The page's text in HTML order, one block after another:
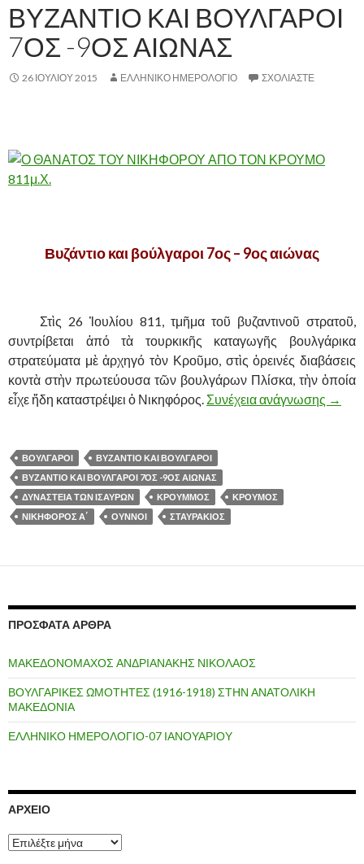
ΒΥΖΑΝΤΙΟ ΚΑΙ ΒΟΥΛΓΑΡΟΙ
7ΟΣ -9ΟΣ ΑΙΩΝΑΣ
26 ΙΟΥΛΊΟΥ 2015 ΕΛΛΗΝΙΚΟ ΗΜΕΡΟΛΟΓΙΟ ΣΧΟΛΙΆΣΤΕ
Βυζάντιο και βούλγαροι 7ος – 9ος αιώνας
Στὶς 26 Ἰουλίου 811, τμῆμα τοῦ βυζαντινοῦ στρατοῦ,
συντρίβεται ἀπό τὰ τουρκικῆς καταγωγῆς βουλγάρικα
στρατεύματα μὲ ἀρχηγό τὸν Κροῦμο, στὶς ὀρεινές διαβάσεις
κοντὰ στὴν πρωτεύουσα τῶν βουλγάρων Πλίσκα, τὴν ὁποία
εἶχε ἤδη καταστρέψει ὁ Νικηφόρος. Συνέχεια ανάγνωσης →
ΒΟΥΛΓΑΡΟΙ
ΒΥΖΑΝΤΙΟ ΚΑΙ ΒΟΥΛΓΑΡΟΙ
ΒΥΖΑΝΤΙΟ ΚΑΙ ΒΟΥΛΓΑΡΟΙ 7ΟΣ -9ΟΣ ΑΙΩΝΑΣ
ΔΥΝΑΣΤΕΙΑ ΤΩΝ ΙΣΑΥΡΩΝ
ΚΡΟΥΜΜΟΣ
ΚΡΟΥΜΟΣ
ΝΙΚΗΦΟΡΟΣ Α΄
ΟΥΝΝΟΙ ΣΤΑΥΡΑΚΙΟΣ
ΠΡΌΣΦΑΤΑ ΆΡΘΡΑ
ΜΑΚΕΔΟΝΟΜΑΧΟΣ ΑΝΔΡΙΑΝΑΚΗΣ ΝΙΚΟΛΑΟΣ
ΒΟΥΛΓΑΡΙΚΕΣ ΩΜΟΤΗΤΕΣ (1916-1918) ΣΤΗΝ ΑΝΑΤΟΛΙΚΗ
ΜΑΚΕΔΟΝΙΑ
ΕΛΛΗΝΙΚΟ ΗΜΕΡΟΛΟΓΙΟ-07 ΙΑΝΟΥΑΡΙΟΥ
ΑΡΧΕΊΟ
Α
ρ